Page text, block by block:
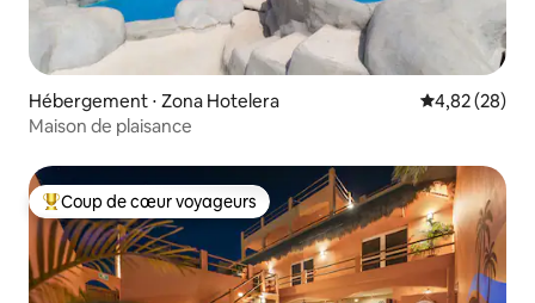
Hébergement ⋅ Zona Hotelera Évaluation
4,82 (28)
Maison de plaisance
Coups de cœur voyageurs les plus appréciés
Coup de cœur voyageurs